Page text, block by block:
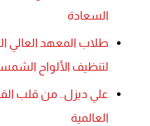
السعادة
طلاب المعهد العالي
لتنظيف الألواح
علي ديزل.. من قلب
العالمية